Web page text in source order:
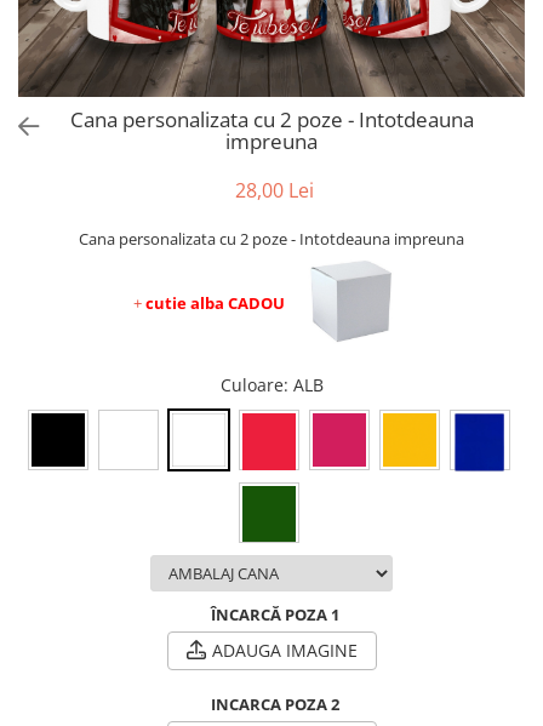
Puzzle personalizat
Rame foto personalizate
Plachete personalizate
evenimente
Tavita de mot
Umerase Personalizate
Pahare personalizate
Cana personalizata cu 2 poze - Intotdeauna
impreuna
28,00 Lei
Cana personalizata cu 2 poze - Intotdeauna impreuna
+cutie alba CADOU
Culoare: ALB
ÎNCARCĂ POZA 1
ADAUGA IMAGINE
INCARCA POZA 2